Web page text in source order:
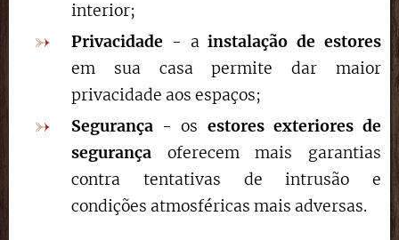
interior;
Privacidade - ainstalação de estores
em sua casa permite dar maior
privacidade aos espaços;
Segurança - os estores exteriores de
segurança oferecem mais garantias
contra tentativas de intrusão e
condições atmosféricas mais adversas.